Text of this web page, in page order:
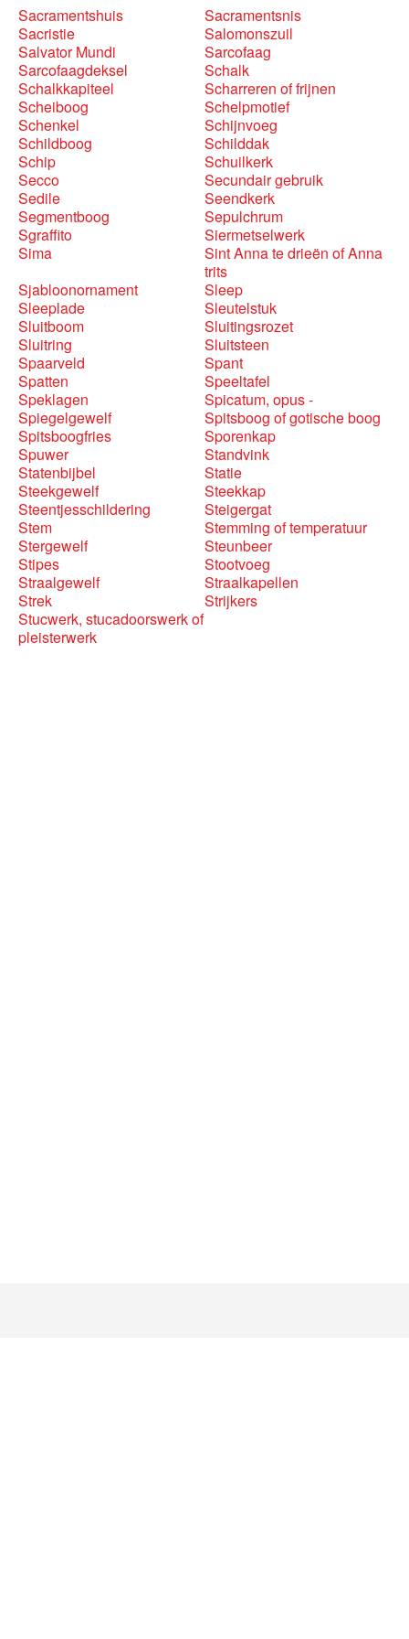
Sacramentshuis
Sacramentsnis
Sacristie
Salomonszuil
Salvator Mundi
Sarcofaag
Sarcofaagdeksel
Schalk
Schalkkapiteel
Scharreren of frijnen
Scheiboog
Schelpmotief
Schenkel
Schijnvoeg
Schildboog
Schilddak
Schip
Schuilkerk
Secco
Secundair gebruik
Sedile
Seendkerk
Segmentboog
Sepulchrum
Sgraffito
Siermetselwerk
Sima
Sint Anna te drieën of Anna
trits
Sjabloonornament
Sleep
Sleeplade
Sleutelstuk
Sluitboom
Sluitingsrozet
Sluitring
Sluitsteen
Spaarveld
Spant
Spatten
Speeltafel
Speklagen
Spicatum, opus -
Spiegelgewelf
Spitsboog of gotische boog
Spitsboogfries
Sporenkap
Spuwer
Standvink
Statenbijbel
Statie
Steekgewelf
Steekkap
Steentjesschildering
Steigergat
Stem
Stemming of temperatuur
Stergewelf
Steunbeer
Stipes
Stootvoeg
Straalgewelf
Straalkapellen
Strek
Strijkers
Stucwerk, stucadoorswerk of
pleisterwerk